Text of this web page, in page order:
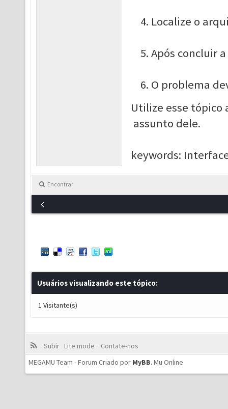
Localize o
Após concluir
O problema
Utilize esse tópico
assunto dele.
keywords:
Encontrar
Usuários visualizando este tópico:
1 Visitante(s)
Subir Lite mode
Contate-nos
MEGAMU Team - Forum Criado por MyBB. Mu Online